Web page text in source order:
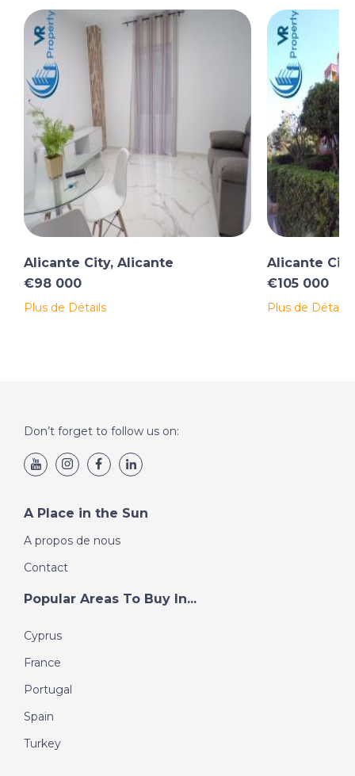
Alicante City, Alicante
€98 000
Plus de Détails
Alicante
€105 000
Plus de Détails
Don’t forget to follow us on:
A Place in the Sun
A propos de nous
Contact
Popular Areas To Buy In...
Cyprus
France
Portugal
Spain
Turkey